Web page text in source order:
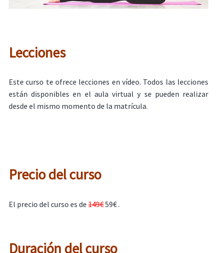
Lecciones
Este curso te ofrece lecciones en vídeo. Todos las lecciones
están disponibles en el aula virtual y se pueden realizar
desde el mismo momento de la matrícula.
Precio del curso
El precio del curso es de 149€59€ .
Duración del curso